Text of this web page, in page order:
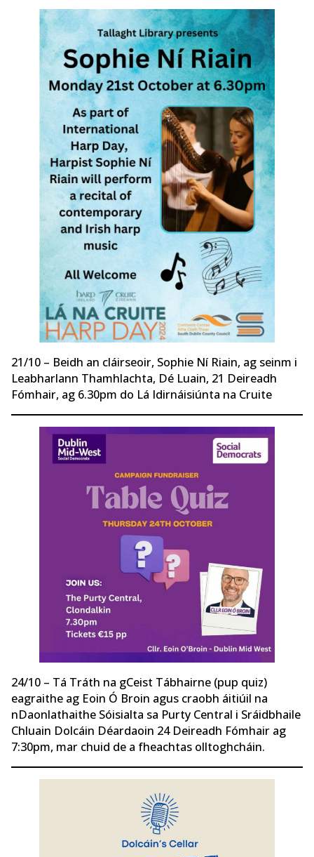
21/10 – Beidh an cláirseoir, Sophie Ní Riain, ag seinm i
Leabharlann Thamhlachta, Dé Luain, 21 Deireadh
Fómhair, ag 6.30pm do Lá Idirnáisiúnta na Cruite
24/10 – Tá Tráth na gCeist Tábhairne (pup quiz)
eagraithe ag Eoin Ó Broin agus craobh áitiúil na
nDaonlathaithe Sóisialta sa Purty Central i Sráidbhaile
Chluain Dolcáin Déardaoin 24 Deireadh Fómhair ag
7:30pm, mar chuid de a fheachtas olltoghcháin.